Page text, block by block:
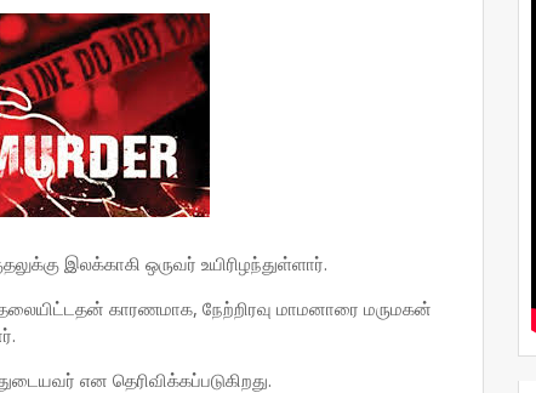
இலக்காகி ஒருவர் உயிரிழந்துள்ளார்.
காரணமாக, நேற்றிரவு மாமனாரை மருமகன்
என தெரிவிக்கப்படுகிறது.